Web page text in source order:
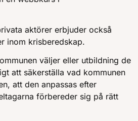
aktörer erbjuder också
inom krisberedskap.
väljer eller utbildning de
att säkerställa vad kommunen
att den anpassas efter
förbereder sig på rätt